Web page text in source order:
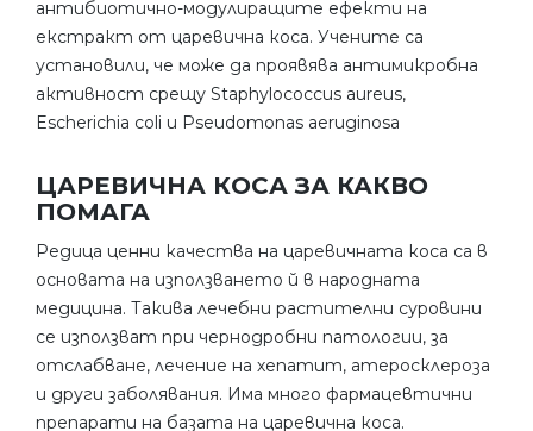
антибиотично-модулиращите ефекти на
екстракт от царевична коса. Учените са
установили, че може да проявява антимикробна
активност срещу Staphylococcus aureus,
Escherichia coli и Pseudomonas aeruginosa
ЦАРЕВИЧНА КОСА ЗА КАКВО
ПОМАГА
Редица ценни качества на царевичната коса са в
основата на използването й в народната
медицина. Такива лечебни растителни суровини
се използват при чернодробни патологии, за
отслабване, лечение на хепатит, атеросклероза
и други заболявания. Има много фармацевтични
препарати на базата на царевична коса.